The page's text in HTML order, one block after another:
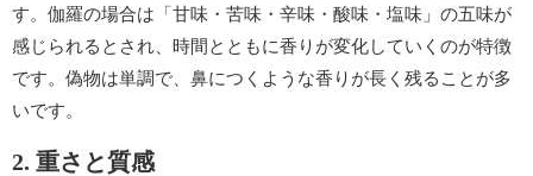
す。伽羅の場合は「甘味・苦味・辛味・酸味・塩味」の五味が
感じられるとされ、時間とともに香りが変化していくのが特徴
です。偽物は単調で、鼻につくような香りが長く残ることが多
いです。
2. 重さと質感